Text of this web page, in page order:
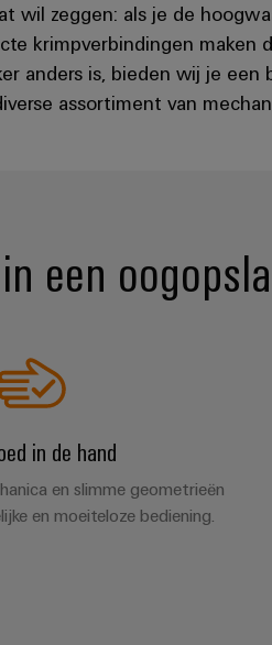
zeggen: als je de
krimpverbindingen maken
anders is, bieden wij je een
assortiment van
een
in de hand
en slimme geometrieën
en moeiteloze bediening.